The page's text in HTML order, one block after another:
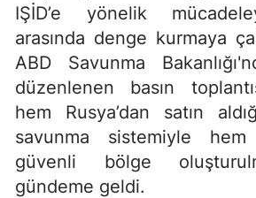
IŞİD’e yönelik
arasında denge kurmaya
ABD Savunma
düzenlenen basın
hem Rusya’dan satın
savunma sistemiyle
güvenli bölge
gündeme geldi.